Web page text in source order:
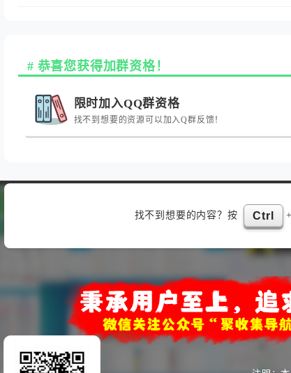
恭喜您获得加群资格！
限时加入QQ群资格
找不到想要的资源可以加入Q群反馈！
找不到想要的内容？按 Ctrl +